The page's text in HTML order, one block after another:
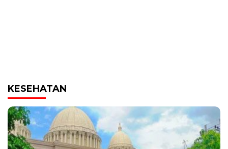
KESEHATAN